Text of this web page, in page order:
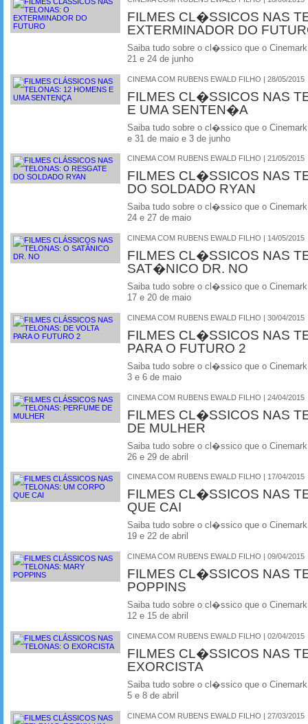
FILMES CL�SSICOS NAS
EXTERMINADOR DO
Saiba tudo sobre o cl�ssico que o
21 e 24 de junho
CINEMA COM RUBENS EWALD FILHO | 28/05/2015
FILMES CL�SSICOS NAS
E UMA SENTEN�A
Saiba tudo sobre o cl�ssico que o
e 31 de maio e 3 de junho
CINEMA COM RUBENS EWALD FILHO | 21/05/2015
FILMES CL�SSICOS NAS
DO SOLDADO RYAN
Saiba tudo sobre o cl�ssico que o
24 e 27 de maio
CINEMA COM RUBENS EWALD FILHO | 14/05/2015
FILMES CL�SSICOS NAS
SAT�NICO DR. NO
Saiba tudo sobre o cl�ssico que o
17 e 20 de maio
CINEMA COM RUBENS EWALD FILHO | 30/04/2015
FILMES CL�SSICOS NAS
PARA O FUTURO 2
Saiba tudo sobre o cl�ssico que o
3 e 6 de maio
CINEMA COM RUBENS EWALD FILHO | 24/04/2015
FILMES CL�SSICOS NAS
DE MULHER
Saiba tudo sobre o cl�ssico que o
26 e 29 de abril
CINEMA COM RUBENS EWALD FILHO | 17/04/2015
FILMES CL�SSICOS NAS
QUE CAI
Saiba tudo sobre o cl�ssico que o
19 e 22 de abril
CINEMA COM RUBENS EWALD FILHO | 09/04/2015
FILMES CL�SSICOS NAS
POPPINS
Saiba tudo sobre o cl�ssico que o
12 e 15 de abril
CINEMA COM RUBENS EWALD FILHO | 02/04/2015
FILMES CL�SSICOS NAS
EXORCISTA
Saiba tudo sobre o cl�ssico que o
5 e 8 de abril
CINEMA COM RUBENS EWALD FILHO | 27/03/2015